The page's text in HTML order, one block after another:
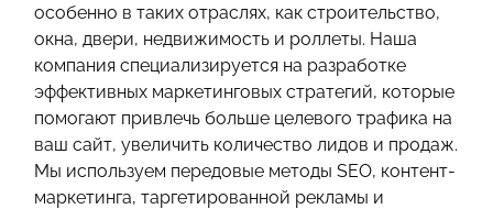
особенно в таких отраслях, как строительство,
окна, двери, недвижимость и роллеты. Наша
компания специализируется на разработке
эффективных маркетинговых стратегий, которые
помогают привлечь больше целевого трафика на
ваш сайт, увеличить количество лидов и продаж.
Мы используем передовые методы SEO, контент-
маркетинга, таргетированной рекламы и